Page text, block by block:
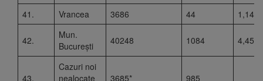
41.
Vrancea 3686 44 1,14
42.
Mun.
București
40248 1084 4,45
43.
Cazuri noi
nealocate
3685* 985